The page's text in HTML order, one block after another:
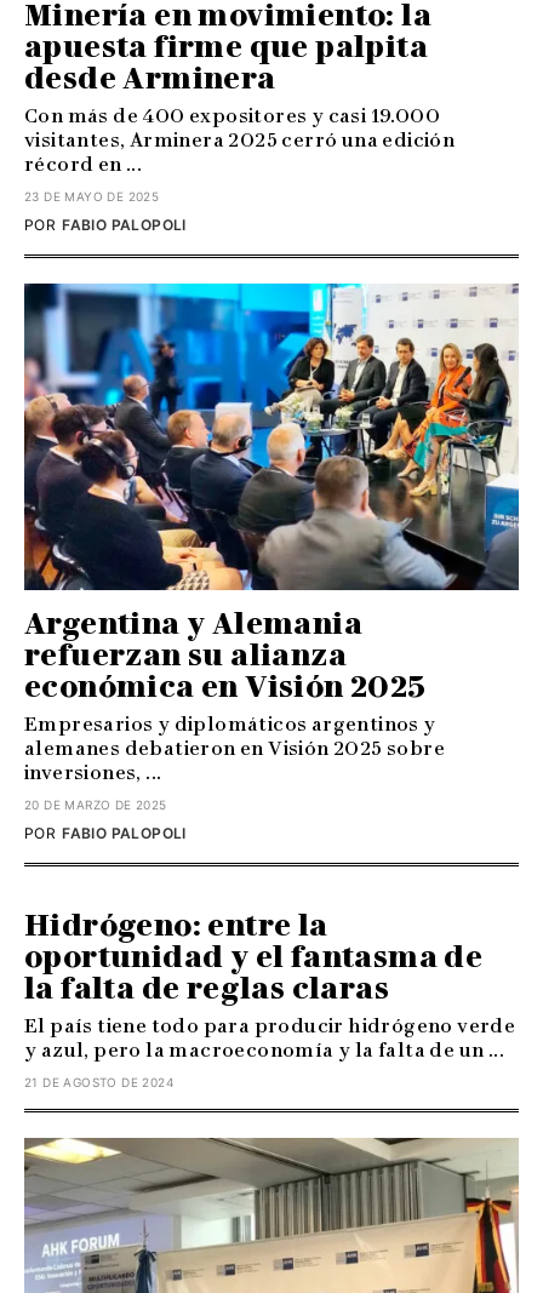
Minería en movimiento: la
apuesta firme que palpita
desde Arminera
Con más de 400 expositores y casi 19.000
visitantes, Arminera 2025 cerró una edición
récord en ...
23 DE MAYO DE 2025
FABIO PALOPOLI
POR
Argentina y Alemania
refuerzan su alianza
económica en Visión 2025
Empresarios y diplomáticos argentinos y
alemanes debatieron en Visión 2025 sobre
inversiones, ...
20 DE MARZO DE 2025
FABIO PALOPOLI
POR
Hidrógeno: entre la
oportunidad y el fantasma de
la falta de reglas claras
El país tiene todo para producir hidrógeno verde
y azul, pero la macroeconomía y la falta de un ...
21 DE AGOSTO DE 2024